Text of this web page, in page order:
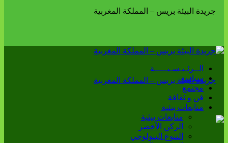
الــرئـيـسـيـــــة
سياسة
مجتمع
فن و ثقافة
متابعات بيئية
متابعات بيئية
الركن الأخضر
التنوع البيولوجي